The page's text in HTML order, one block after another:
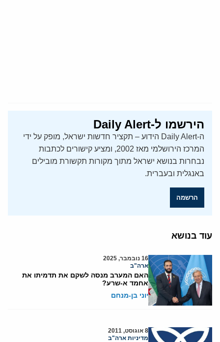
הירשמו ל-Daily Alert
ה-Daily Alert הידוע – תקציר חדשות ישראל, מופק על ידי
המרכז הירושלמי מאז 2002, ומציע קישורים לכתבות
נבחרות בנושא ישראל מתוך מקורות תקשורת מובילים
באנגלית ובעברית.
הרשמה
עוד בנושא
16 נובמבר, 2025
ארה"ב
האם המערב מנסה לשקם את תדמיתו את
אחמד א-שרע?
יוני בן-מנחם
8 אוגוסט, 2011
מדיניות ארה"ב